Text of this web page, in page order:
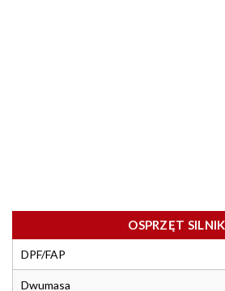
OSPRZĘT
DPF/FAP
Dwumasa